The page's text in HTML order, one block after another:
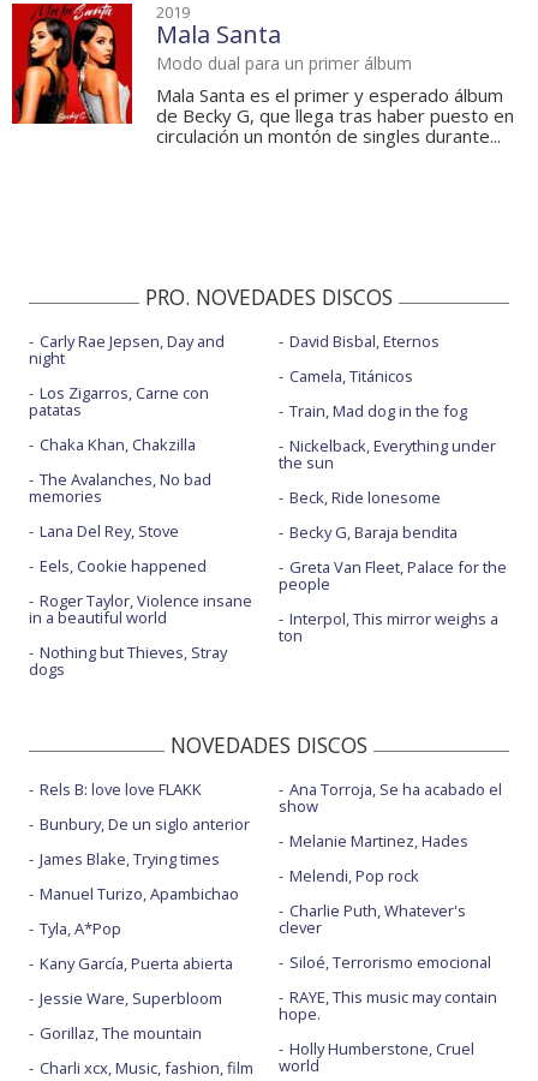
2019
Mala Santa
Modo dual para un primer álbum
Mala Santa es el primer y esperado álbum
de Becky G, que llega tras haber puesto en
circulación un montón de singles durante...
PRO. NOVEDADES DISCOS
Carly Rae Jepsen, Day and
night
Los Zigarros, Carne con
patatas
Chaka Khan, Chakzilla
The Avalanches, No bad
memories
Lana Del Rey, Stove
Eels, Cookie happened
Roger Taylor, Violence insane
in a beautiful world
Nothing but Thieves, Stray
dogs
David Bisbal, Eternos
Camela, Titánicos
Train, Mad dog in the fog
Nickelback, Everything under
the sun
Beck, Ride lonesome
Becky G, Baraja bendita
Greta Van Fleet, Palace for the
people
Interpol, This mirror weighs a
ton
NOVEDADES DISCOS
Rels B: love love FLAKK
Bunbury, De un siglo anterior
James Blake, Trying times
Manuel Turizo, Apambichao
Tyla, A*Pop
Kany García, Puerta abierta
Jessie Ware, Superbloom
Gorillaz, The mountain
Charli xcx, Music, fashion, film
Ana Torroja, Se ha acabado el
show
Melanie Martinez, Hades
Melendi, Pop rock
Charlie Puth, Whatever's
clever
Siloé, Terrorismo emocional
RAYE, This music may contain
hope.
Holly Humberstone, Cruel
world